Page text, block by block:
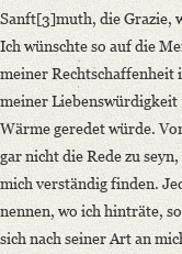
Sanft[3]muth, die Grazie,
Ich wünschte so auf die
meiner Rechtschaffenheit
meiner
Wärme geredet würde.
gar nicht die Rede zu
mich verständig finden.
nennen, wo ich hinträte,
sich nach seiner Art an